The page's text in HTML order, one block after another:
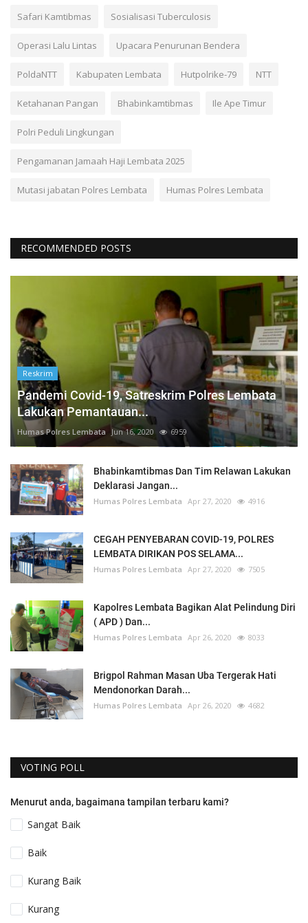
Safari Kamtibmas Sosialisasi Tuberculosis
Operasi Lalu Lintas Upacara Penurunan Bendera
PoldaNTT Kabupaten Lembata Hutpolrike-79 NTT
Ketahanan Pangan Bhabinkamtibmas Ile Ape Timur
Polri Peduli Lingkungan
Pengamanan Jamaah Haji Lembata 2025
Mutasi jabatan Polres Lembata Humas Polres Lembata
RECOMMENDED POSTS
Reskrim
Pandemi Covid-19, Satreskrim Polres Lembata
Lakukan Pemantauan...
Humas Polres Lembata Jun 16, 2020 6959
Bhabinkamtibmas Dan Tim Relawan Lakukan
Deklarasi Jangan...
Humas Polres Lembata Apr 27, 2020 4916
CEGAH PENYEBARAN COVID-19, POLRES
LEMBATA DIRIKAN POS SELAMA...
Humas Polres Lembata Apr 27, 2020 7505
Kapolres Lembata Bagikan Alat Pelindung Diri
( APD ) Dan...
Humas Polres Lembata Apr 26, 2020 8033
Brigpol Rahman Masan Uba Tergerak Hati
Mendonorkan Darah...
Humas Polres Lembata Apr 26, 2020 4682
VOTING POLL
Menurut anda, bagaimana tampilan terbaru kami?
Sangat Baik
Baik
Kurang Baik
Kurang